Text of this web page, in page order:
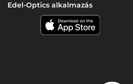
Edel-Optics alkalmazás